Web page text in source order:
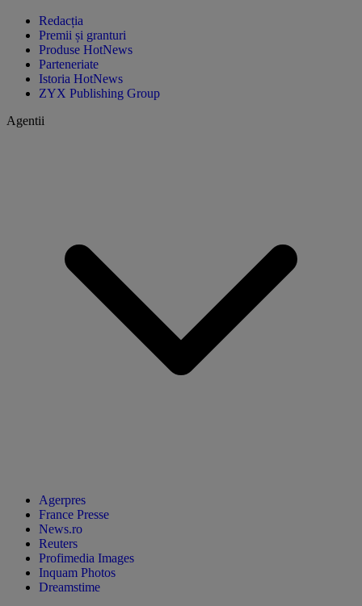
Redacția
Premii și granturi
Produse HotNews
Parteneriate
Istoria HotNews
ZYX Publishing Group
Agentii
Agerpres
France Presse
News.ro
Reuters
Profimedia Images
Inquam Photos
Dreamstime